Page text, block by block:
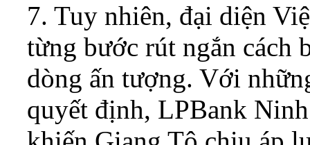
7. Tuy nhiên, đại diện
từng bước rút ngắn cách
dòng ấn tượng. Với
quyết định, LPBank